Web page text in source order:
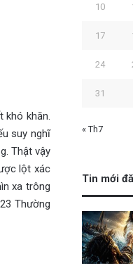
khó khăn.
suy nghĩ
Thật vậy
lột xác
xa trông
Thường
10
17
24
31
« Th7
Tin mới